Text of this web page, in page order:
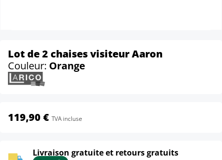
Lot de 2 chaises visiteur Aaron
Couleur: Orange
119,90 € TVA incluse
Livraison gratuite et retours gratuits